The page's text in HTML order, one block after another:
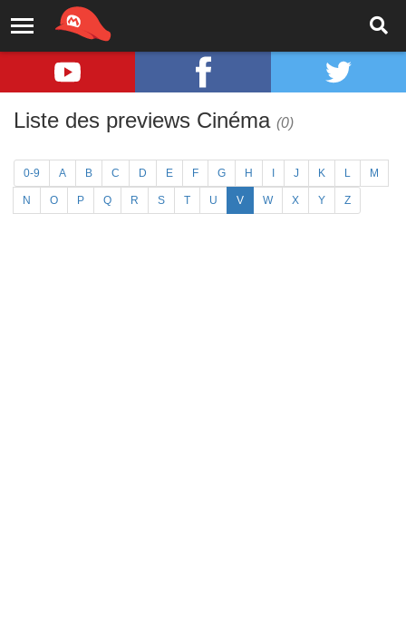
Liste des previews Cinéma (0)
0-9 A B C D E F G H J K L M
N O P Q R S T U V W X Y Z